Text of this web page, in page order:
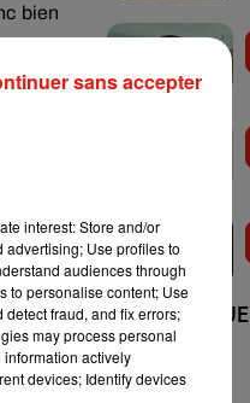
bien
ses
de 32
sera
et un
+ DE MUSIQUE
interest: Store and/or
Use profiles to
audiences through
to personalise content; Use
fraud, and fix errors;
may process personal
actively
devices; Identify devices
sans accepter